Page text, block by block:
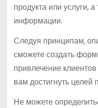
продукта или услуги,
информации.
Следуя принципам,
сможете создать
привлечение
вам достигнуть целей
Не можете